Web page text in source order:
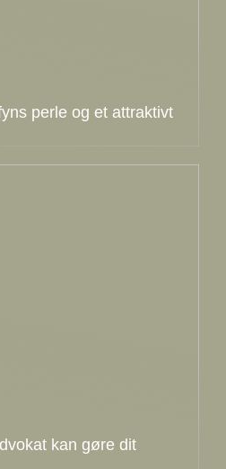
perle og et attraktivt
kan gøre dit